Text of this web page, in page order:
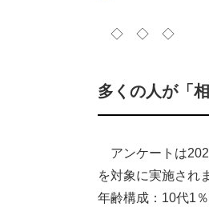
◇ ◇ ◇
多くの人が「
アンケートは
を対象に実施され
年齢構成：10代1